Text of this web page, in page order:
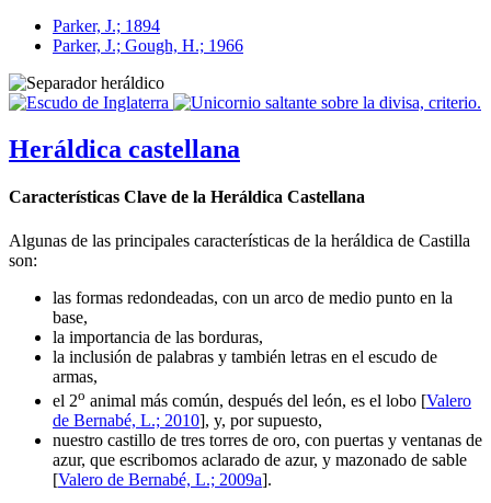
Parker, J.; 1894
Parker, J.; Gough, H.; 1966
Heráldica castellana
Características Clave de la Heráldica Castellana
Algunas de las principales características de la heráldica de Castilla
son:
las formas redondeadas, con un arco de medio punto en la
base,
la importancia de las borduras,
la inclusión de palabras y también letras en el escudo de
armas,
el 2o animal más común, después del león, es el lobo [Valero
de Bernabé, L.; 2010], y, por supuesto,
nuestro castillo de tres torres de oro, con puertas y ventanas de
azur, que escribomos aclarado de azur, y mazonado de sable
[Valero de Bernabé, L.; 2009a].